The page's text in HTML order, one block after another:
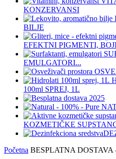
KONZERVANSI
BILJE
EFEKTNI PIGMENTI,
EMULGATORI...
100ml SPREJ, 1L
KOZMETIČKE
Početna BESPLATNA DOSTAVA